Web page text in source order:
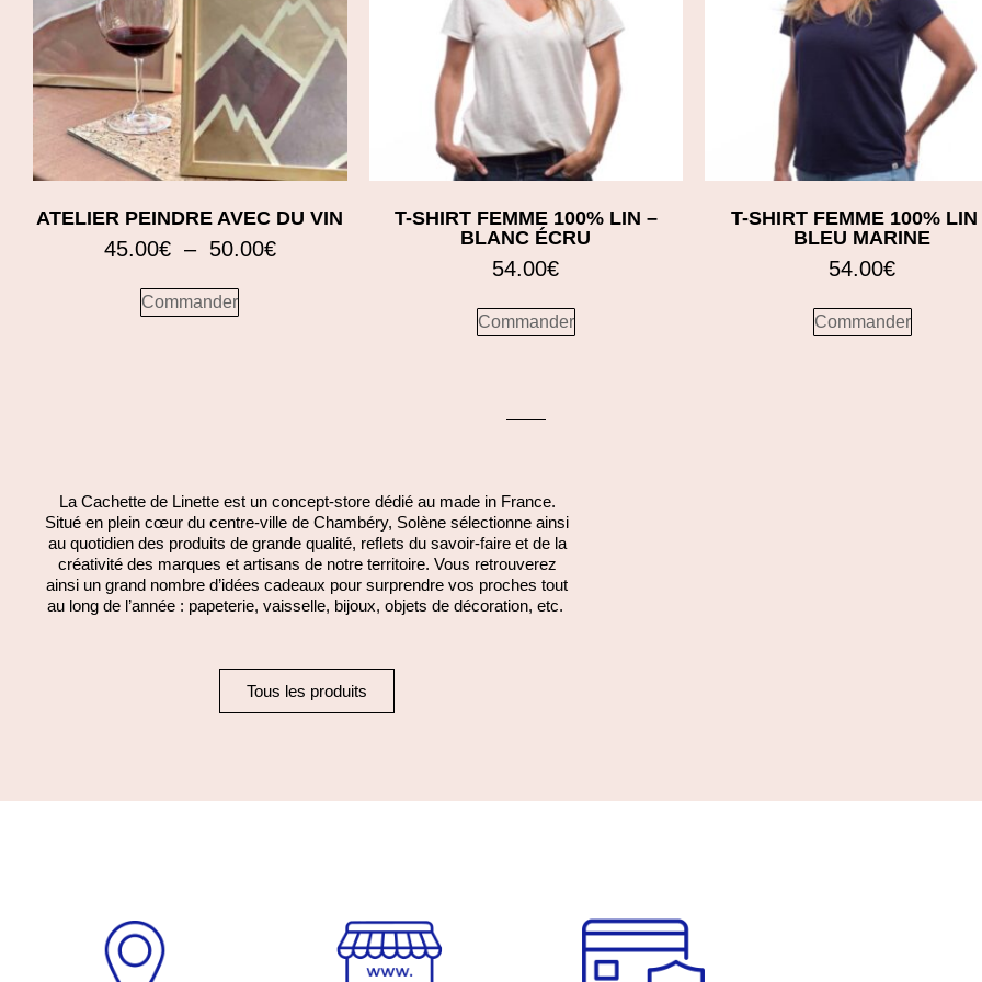
ATELIER PEINDRE AVEC DU VIN
45.00€ – 50.00€
Commander
T-SHIRT FEMME 100% LIN –
BLANC ÉCRU
54.00€
Commander
T-SHIRT FEMME 100% LIN
BLEU MARINE
54.00€
Commander
La Cachette de Linette est un concept-store dédié au made in France.
Situé en plein cœur du centre-ville de Chambéry, Solène sélectionne ainsi
au quotidien des produits de grande qualité, reflets du savoir-faire et de la
créativité des marques et artisans de notre territoire. Vous retrouverez
ainsi un grand nombre d’idées cadeaux pour surprendre vos proches tout
au long de l’année : papeterie, vaisselle, bijoux, objets de décoration, etc.
Tous les produits